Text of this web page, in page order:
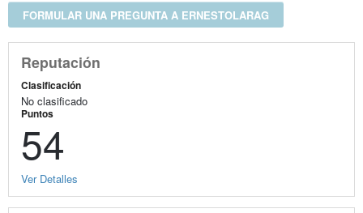
FORMULAR UNA PREGUNTA A ERNESTOLARAG
Reputación
Clasificación
No clasificado
Puntos
54
Ver Detalles